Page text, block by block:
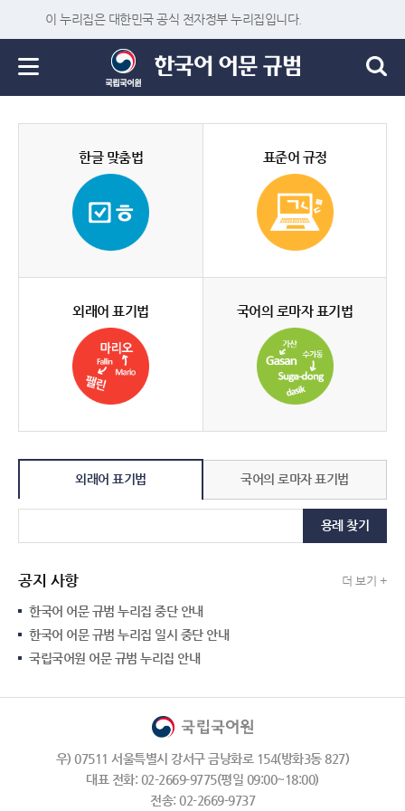
이 누리집은 대한민국 공식 전자정부 누리집입니다.
한글 맞춤법 표준어 규정
외래어 표기법 국어의 로마자 표기법
외래어 표기법 국어의 로마자 표기법
용례 찾기
공지 사항 더 보기 +
한국어 어문 규범 누리집 중단 안내
한국어 어문 규범 누리집 일시 중단 안내
국립국어원 어문 규범 누리집 안내
우) 07511 서울특별시 강서구 금낭화로 154(방화3동 827)
대표 전화: 02-2669-9775(평일 09:00~18:00)
전송: 02-2669-9737